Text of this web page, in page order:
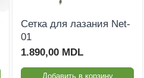
Сетка для лазания Net-
01
1.890,00 MDL
Добавить в корзину